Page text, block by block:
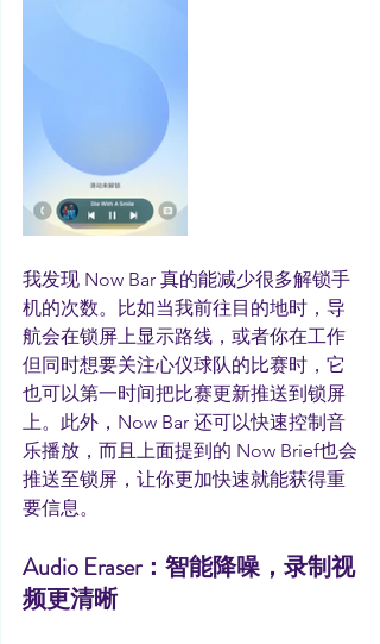
我发现 Now Bar 真的能减少很多解锁手
机的次数。比如当我前往目的地时，导
航会在锁屏上显示路线，或者你在工作
但同时想要关注心仪球队的比赛时，它
也可以第一时间把比赛更新推送到锁屏
上。此外，Now Bar 还可以快速控制音
乐播放，而且上面提到的 Now Brief也会
推送至锁屏，让你更加快速就能获得重
要信息。
Audio Eraser：智能降噪，录制视
频更清晰